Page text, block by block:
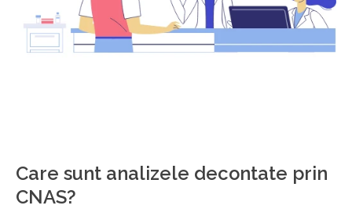
Care sunt analizele decontate prin
CNAS?